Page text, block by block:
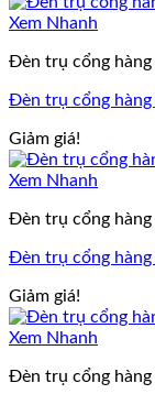
Xem Nhanh
Đèn trụ cổng hàng
Đèn trụ cổng
Giảm giá!
Xem Nhanh
Đèn trụ cổng hàng
Đèn trụ cổng
Giảm giá!
Xem Nhanh
Đèn trụ cổng hàng